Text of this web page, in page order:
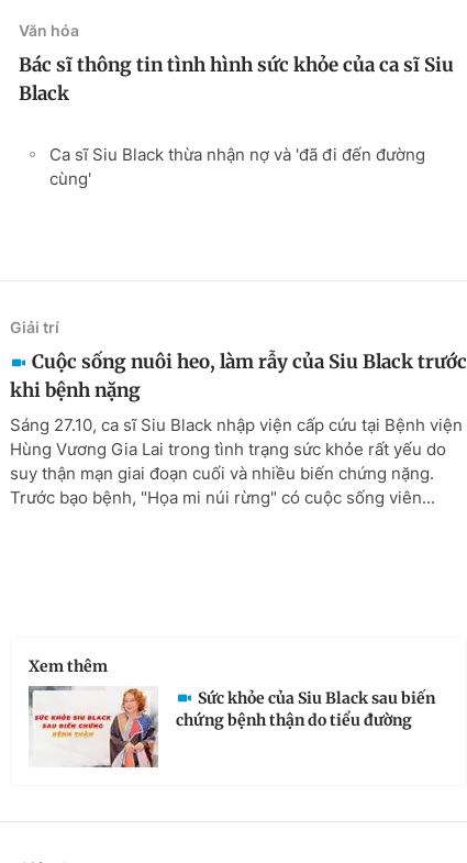
Văn hóa
Bác sĩ thông tin tình hình sức khỏe của ca sĩ Siu
Black
Ca sĩ Siu Black thừa nhận nợ và 'đã đi đến đường
cùng'
Giải trí
Cuộc sống nuôi heo, làm rẫy của Siu Black trước
khi bệnh nặng
Sáng 27.10, ca sĩ Siu Black nhập viện cấp cứu tại Bệnh viện
Hùng Vương Gia Lai trong tình trạng sức khỏe rất yếu do
suy thận mạn giai đoạn cuối và nhiều biến chứng nặng.
Trước bạo bệnh, "Họa mi núi rừng" có cuộc sống viên...
Xem thêm
Sức khỏe của Siu Black sau biến
chứng bệnh thận do tiểu đường